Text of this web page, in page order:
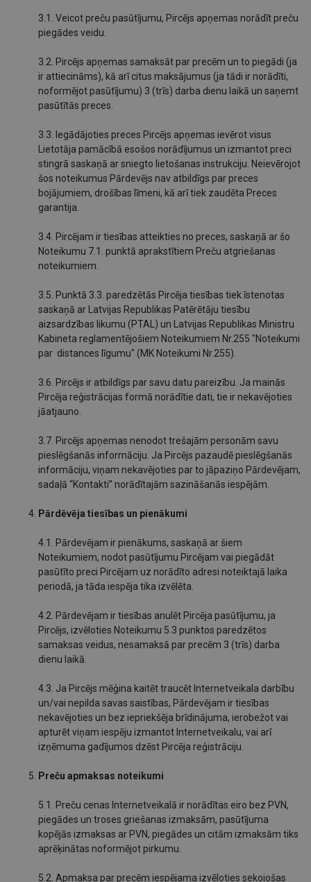
3.1. Veicot preču pasūtījumu, Pircējs apņemas norādīt preču
piegādes veidu.
3.2. Pircējs apņemas samaksāt par precēm un to piegādi (ja
ir attiecināms), kā arī citus maksājumus (ja tādi ir norādīti,
noformējot pasūtījumu) 3 (trīs) darba dienu laikā un saņemt
pasūtītās preces.
3.3. Iegādājoties preces Pircējs apņemas ievērot visus
Lietotāja pamācībā esošos norādījumus un izmantot preci
stingrā saskaņā ar sniegto lietošanas instrukciju. Neievērojot
šos noteikumus Pārdevējs nav atbildīgs par preces
bojājumiem, drošības līmeni, kā arī tiek zaudēta Preces
garantija.
3.4. Pircējam ir tiesības atteikties no preces, saskaņā ar šo
Noteikumu 7.1. punktā aprakstītiem Preču atgriešanas
noteikumiem.
3.5. Punktā 3.3. paredzētās Pircēja tiesības tiek īstenotas
saskaņā ar Latvijas Republikas Patērētāju tiesību
aizsardzības likumu (PTAL) un Latvijas Republikas Ministru
Kabineta reglamentējošiem Noteikumiem Nr.255 "Noteikumi
par distances līgumu" (MK Noteikumi Nr.255).
3.6. Pircējs ir atbildīgs par savu datu pareizību. Ja mainās
Pircēja reģistrācijas formā norādītie dati, tie ir nekavējoties
jāatjauno.
3.7. Pircējs apņemas nenodot trešajām personām savu
pieslēgšanās informāciju. Ja Pircējs pazaudē pieslēgšanās
informāciju, viņam nekavējoties par to jāpaziņo Pārdevējam,
sadaļā “Kontakti” norādītajām sazināšanās iespējām.
Pārdēvēja tiesības un pienākumi
4.1. Pārdevējam ir pienākums, saskaņā ar šiem
Noteikumiem, nodot pasūtījumu Pircējam vai piegādāt
pasūtīto preci Pircējam uz norādīto adresi noteiktajā laika
periodā, ja tāda iespēja tika izvēlēta.
4.2. Pārdevējam ir tiesības anulēt Pircēja pasūtījumu, ja
Pircējs, izvēloties Noteikumu 5.3 punktos paredzētos
samaksas veidus, nesamaksā par precēm 3 (trīs) darba
dienu laikā.
4.3. Ja Pircējs mēģina kaitēt traucēt Internetveikala darbību
un/vai nepilda savas saistības, Pārdevējam ir tiesības
nekavējoties un bez iepriekšēja brīdinājuma, ierobežot vai
apturēt viņam iespēju izmantot Internetveikalu, vai arī
izņēmuma gadījumos dzēst Pircēja reģistrāciju.
Preču apmaksas noteikumi
5.1. Preču cenas Internetveikalā ir norādītas eiro bez PVN,
piegādes un troses griešanas izmaksām, pasūtījuma
kopējās izmaksas ar PVN, piegādes un citām izmaksām tiks
aprēķinātas noformējot pirkumu.
5.2. Apmaksa par precēm iespējama izvēloties sekojošas